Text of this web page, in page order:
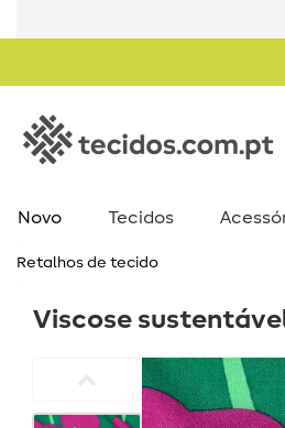
Novo Tecidos
Retalhos de tecido
Viscose